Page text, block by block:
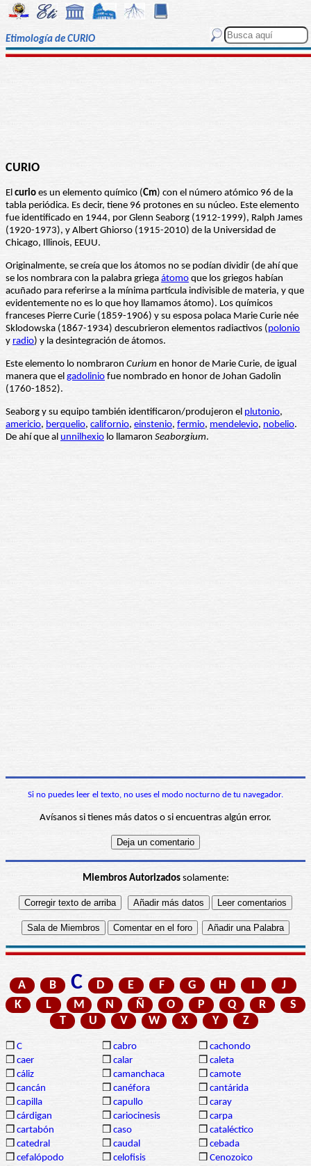
Etimología de CURIO
CURIO
El curio es un elemento químico (Cm) con el número atómico 96 de la
tabla periódica. Es decir, tiene 96 protones en su núcleo. Este elemento
fue identificado en 1944, por Glenn Seaborg (1912-1999), Ralph James
(1920-1973), y Albert Ghiorso (1915-2010) de la Universidad de
Chicago, Illinois, EEUU.
Originalmente, se creía que los átomos no se podían dividir (de ahí que
se los nombrara con la palabra griega átomo que los griegos habían
acuñado para referirse a la mínima partícula indivisible de materia, y que
evidentemente no es lo que hoy llamamos átomo). Los químicos
franceses Pierre Curie (1859-1906) y su esposa polaca Marie Curie née
Sklodowska (1867-1934) descubrieron elementos radiactivos (polonio
y radio) y la desintegración de átomos.
Este elemento lo nombraron Curium en honor de Marie Curie, de igual
manera que el gadolinio fue nombrado en honor de Johan Gadolin
(1760-1852).
Seaborg y su equipo también identificaron/produjeron el plutonio,
americio, berquelio, californio, einstenio, fermio, mendelevio, nobelio.
De ahí que al unnilhexio lo llamaron Seaborgium.
Si no puedes leer el texto, no uses el modo nocturno de tu navegador.
Avísanos si tienes más datos o si encuentras algún error.
Miembros Autorizadossolamente:
A B C D E F G H I
J
K
L M N Ñ O P Q R
S
T
U V W X Y Z
❒ C ❒ cabro ❒ cachondo
❒ caer ❒ calar ❒ caleta
❒ cáliz ❒ camanchaca ❒ camote
❒ cancán ❒ canéfora ❒ cantárida
❒ capilla ❒ capullo ❒ caray
❒ cárdigan ❒ cariocinesis ❒ carpa
❒ cartabón ❒ caso ❒ cataléctico
❒ catedral ❒ caudal ❒ cebada
❒ cefalópodo ❒ celofisis ❒ Cenozoico